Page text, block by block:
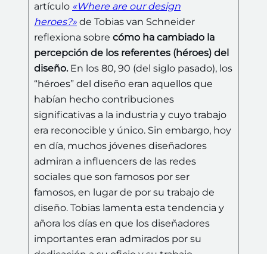
artículo «Where are our design
heroes?» de Tobias van Schneider
reflexiona sobre cómo ha cambiado la
percepción de los referentes (héroes) del
diseño.En los 80, 90 (del siglo pasado), los
“héroes” del diseño eran aquellos que
habían hecho contribuciones
significativas a la industria y cuyo trabajo
era reconocible y único. Sin embargo, hoy
en día, muchos jóvenes diseñadores
admiran a influencers de las redes
sociales que son famosos por ser
famosos, en lugar de por su trabajo de
diseño. Tobias lamenta esta tendencia y
añora los días en que los diseñadores
importantes eran admirados por su